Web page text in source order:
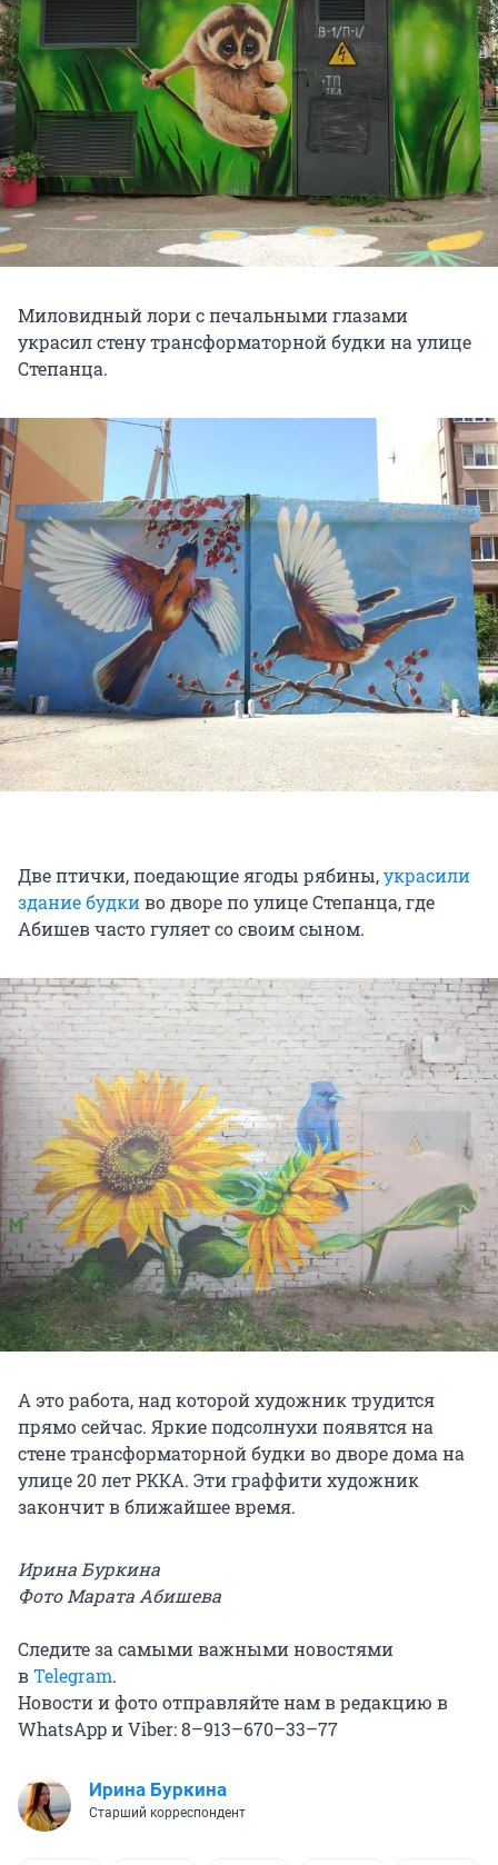
Миловидный лори с печальными глазами
украсил стену трансформаторной будки на улице
Степанца.
Две птички, поедающие ягоды рябины,украсили
здание будкиво дворе по улице Степанца, где
Абишев часто гуляет со своим сыном.
А это работа, над которой художник трудится
прямо сейчас. Яркие подсолнухи появятся на
стене трансформаторной будки во дворе дома на
улице 20 лет РККА. Эти граффити художник
закончит в ближайшее время.
Ирина Буркина
Фото Марата Абишева
Следите за самыми важными новостями
вTelegram.
Новости и фото отправляйте нам в редакцию в
WhatsApp и Viber: 8–913–670–33–77
Ирина Буркина
Старший корреспондент